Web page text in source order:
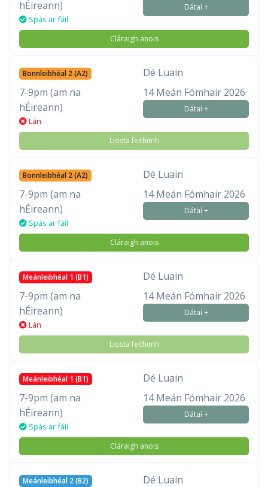
hÉireann)
Spás ar fáil
Dátaí +
Cláraigh anois
Bonnleibhéal 2 (A2)
Dé Luain
7-9pm (am na
hÉireann)
Lán
14 Meán Fómhair 2026
Dátaí +
Liosta feithimh
Bonnleibhéal 2 (A2)
Dé Luain
7-9pm (am na
hÉireann)
Spás ar fáil
14 Meán Fómhair 2026
Dátaí +
Cláraigh anois
Meánleibhéal 1 (B1)
Dé Luain
7-9pm (am na
hÉireann)
Lán
14 Meán Fómhair 2026
Dátaí +
Liosta feithimh
Meánleibhéal 1 (B1)
Dé Luain
7-9pm (am na
hÉireann)
Spás ar fáil
14 Meán Fómhair 2026
Dátaí +
Cláraigh anois
Meánleibhéal 2 (B2)
Dé Luain